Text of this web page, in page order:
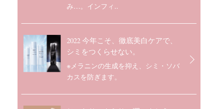
み…。インフィ..
2022 今年こそ、徹底美白ケアで、
シミをつくらせない。
※メラニンの生成を抑え、シミ・ソバ
カスを防ぎます。